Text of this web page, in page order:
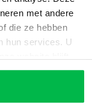
met andere
die ze hebben
hun services. U
of
samenwerken
jesnel
te lang de
doorbetalen.
of een ander
bij ons terecht.